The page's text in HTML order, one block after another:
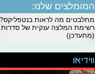
המומלצים שלנו:
מתלבטים מה לראות בנטפליקס?
רשימת המלצה ענקית של סדרות
(מתעדכן)
ווידיאו